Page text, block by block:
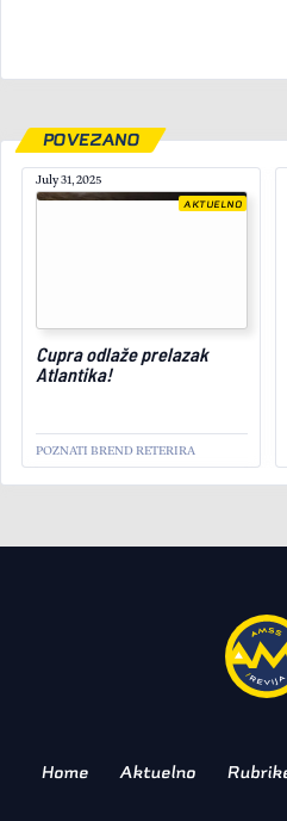
POVEZANO
July 31, 2025
Cupra odlaže prelazak
Atlantika!
POZNATI BREND RETERIRA
AKTUELNO
April 22, 2026
ruši predrasude o
Home Aktuelno